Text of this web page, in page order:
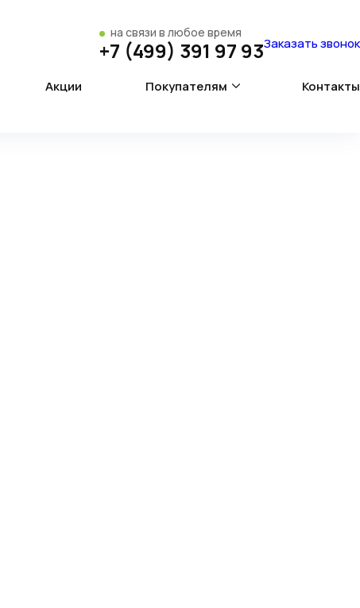
на связи в любое время
+7 (499) 391 97 93Заказать звонок
Акции Покупателям
Контакты